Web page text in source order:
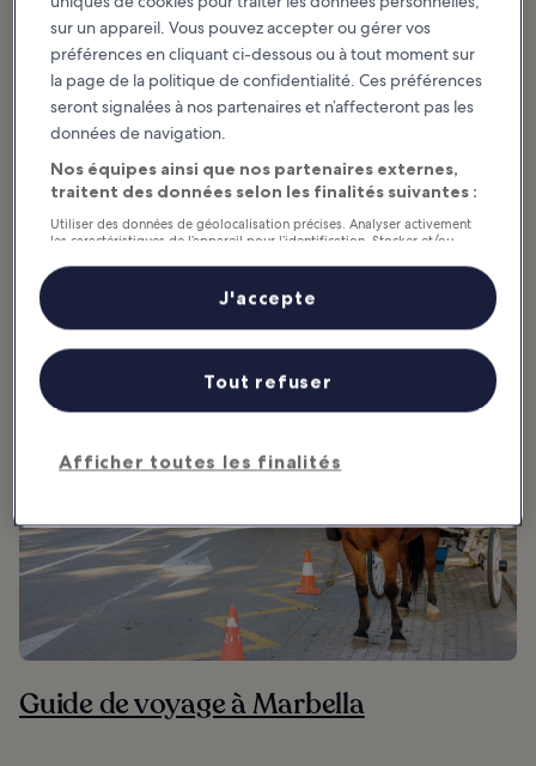
Afficher plus
10 choses à faire à
Marbella
Marbella évoque Monaco, en plus
abordable et avec les plages qui
histoire (comme en...
Les 10 plus belles
plages de Marbella
Il est assez difficile de dresser une
particulièrement...
Informations utiles
Guide de voyage à Marbella
sur un appareil. Vous pouvez accepter ou gérer vos
préférences en cliquant ci-dessous ou à tout moment sur
la page de la politique de confidentialité. Ces préférences
seront signalées à nos partenaires et n’affecteront pas les
données de navigation.
Nos équipes ainsi que nos partenaires externes,
traitent des données selon les finalités suivantes :
Utiliser des données de géolocalisation précises. Analyser activement
les caractéristiques de l’appareil pour l’identification. Stocker et/ou
personnalisés, mesure de performance des publicités et du contenu,
études d’audience et développement de services.
Liste de nos partenaires (fournisseurs)
Afficher toutes les finalités
Tout refuser
J'accepte